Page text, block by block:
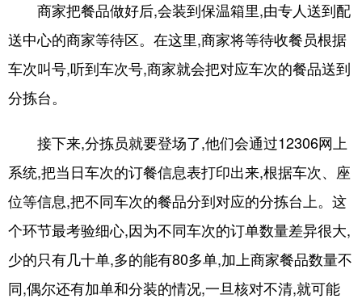
商家把餐品做好后,会装到保温箱里,由专人送到配
送中心的商家等待区。在这里,商家将等待收餐员根据
车次叫号,听到车次号,商家就会把对应车次的餐品送到
分拣台。
接下来,分拣员就要登场了,他们会通过12306网上
系统,把当日车次的订餐信息表打印出来,根据车次、座
位等信息,把不同车次的餐品分到对应的分拣台上。这
个环节最考验细心,因为不同车次的订单数量差异很大,
少的只有几十单,多的能有80多单,加上商家餐品数量不
同,偶尔还有加单和分装的情况,一旦核对不清,就可能